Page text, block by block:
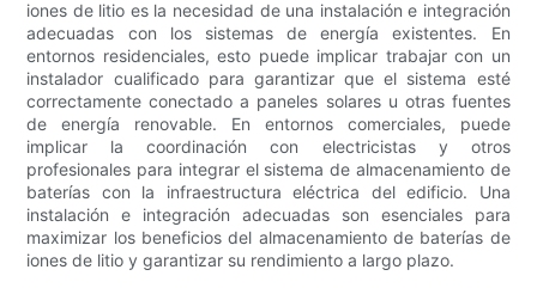
iones de litio es la necesidad de una instalación e integración
adecuadas con los sistemas de energía existentes. En
entornos residenciales, esto puede implicar trabajar con un
instalador cualificado para garantizar que el sistema esté
correctamente conectado a paneles solares u otras fuentes
de energía renovable. En entornos comerciales, puede
implicar la coordinación con electricistas y otros
profesionales para integrar el sistema de almacenamiento de
baterías con la infraestructura eléctrica del edificio. Una
instalación e integración adecuadas son esenciales para
maximizar los beneficios del almacenamiento de baterías de
iones de litio y garantizar su rendimiento a largo plazo.